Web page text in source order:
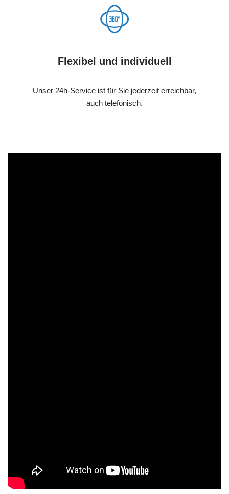
Flexibel und individuell
Unser 24h-Service ist für Sie jederzeit erreichbar,
auch telefonisch.